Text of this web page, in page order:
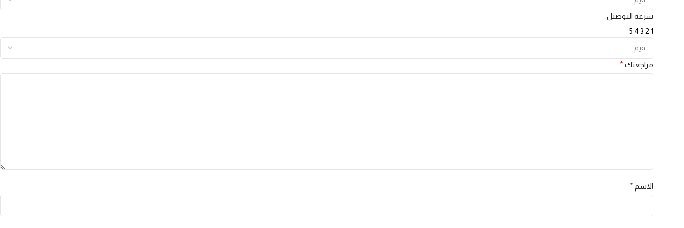
سرعة التوصيل
1
2
3
4
5
مراجعتك *
الاسم *